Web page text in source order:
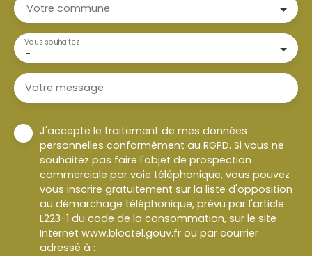
Votre commune
-
Vous souhaitez
Votre message
J'accepte le traitement de mes données
personnelles conformément au RGPD. Si vous ne
souhaitez pas faire l'objet de prospection
commerciale par voie téléphonique, vous pouvez
vous inscrire gratuitement sur la liste d'opposition
au démarchage téléphonique, prévu par l'article
L223-1 du code de la consommation, sur le site
Internet www.bloctel.gouv.fr ou par courrier
adressé à :